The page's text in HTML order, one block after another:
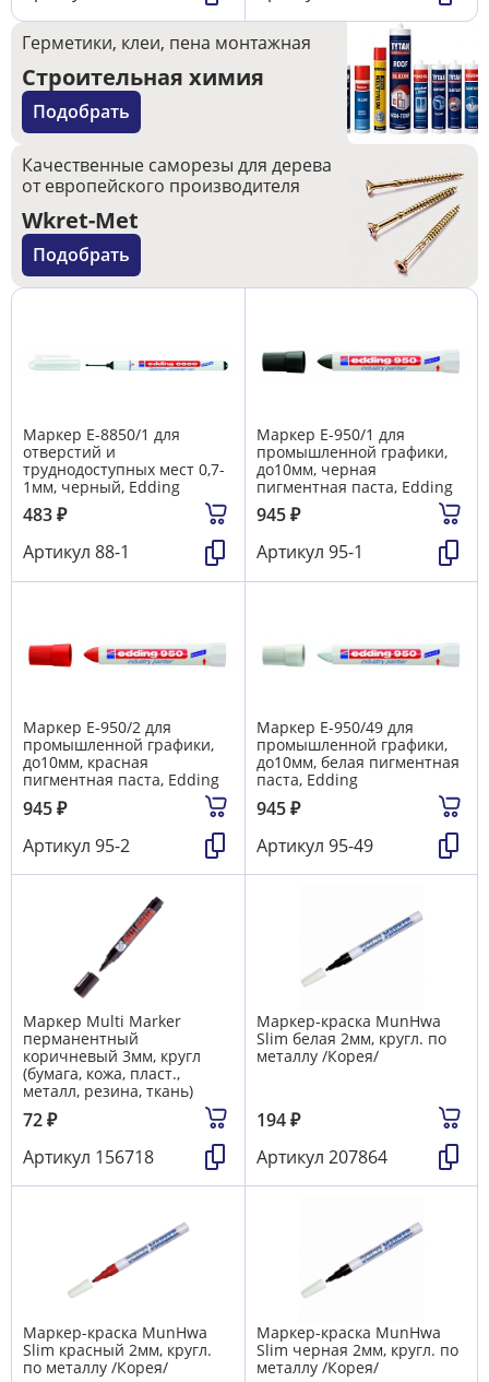
Герметики, клеи, пена монтажная
Строительная химия
Подобрать
Качественные саморезы для дерева
от европейского производителя
Wkret-Met
Подобрать
Маркер E-8850/1 для
отверстий и
труднодоступных мест 0,7-
1мм, черный, Edding
483₽
Артикул 88-1
Маркер E-950/1 для
промышленной графики,
до10мм, черная
пигментная паста, Edding
945₽
Артикул 95-1
Маркер E-950/2 для
промышленной графики,
до10мм, красная
пигментная паста, Edding
945₽
Артикул 95-2
Маркер E-950/49 для
промышленной графики,
до10мм, белая пигментная
паста, Edding
945₽
Артикул 95-49
Маркер Multi Marker
перманентный
коричневый 3мм, кругл
(бумага, кожа, пласт.,
металл, резина, ткань)
72₽
Артикул 156718
Маркер-краска MunHwa
Slim белая 2мм, кругл. по
металлу /Корея/
194₽
Артикул 207864
Маркер-краска MunHwa
Slim красный 2мм, кругл.
по металлу /Корея/
Маркер-краска MunHwa
Slim черная 2мм, кругл. по
металлу /Корея/